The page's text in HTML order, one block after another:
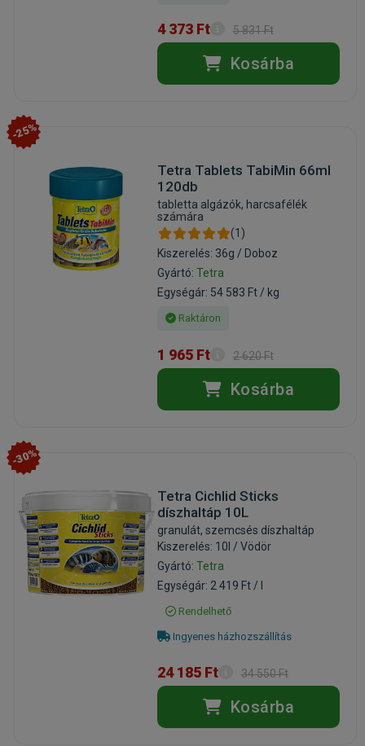
4 373 Ft 5 831 Ft
Kosárba
-25%
Tetra Tablets TabiMin 66ml
120db
tabletta algázók, harcsafélék
számára
(1)
Kiszerelés: 36g / Doboz
Gyártó: Tetra
Egységár: 54 583 Ft / kg
Raktáron
1 965 Ft 2 620 Ft
Kosárba
-30%
Tetra Cichlid Sticks
díszhaltáp 10L
granulát, szemcsés díszhaltáp
Kiszerelés: 10l / Vödör
Gyártó: Tetra
Egységár: 2 419 Ft / l
Rendelhető
Ingyenes házhozszállítás
24 185 Ft 34 550 Ft
Kosárba